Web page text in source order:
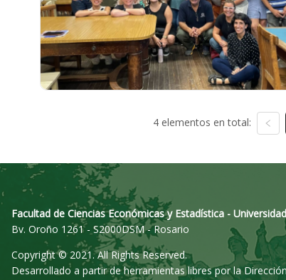
4 elementos en total:
Facultad de Ciencias Económicas y Estadística -
Bv. Oroño 1261 - S2000DSM - Rosario
Copyright © 2021. All Rights Reserved.
Desarrollado a partir de herramientas libres por la